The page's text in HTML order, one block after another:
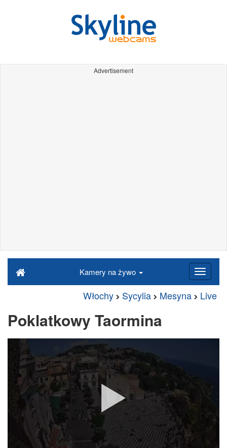
Advertisement
Kamery na żywo
Włochy Sycylia Mesyna Live
Poklatkowy Taormina